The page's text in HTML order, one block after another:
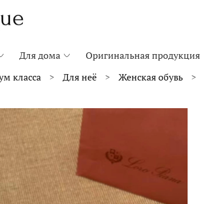
Для дома Оригинальная продукция
класса Для неё Женская обувь